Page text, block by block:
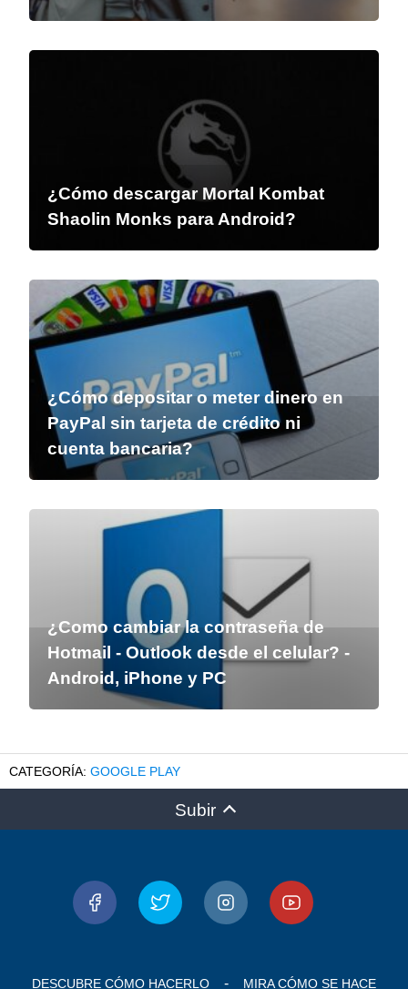
¿Cómo descargar Mortal Kombat
Shaolin Monks para Android?
¿Cómo depositar o meter dinero en
PayPal sin tarjeta de crédito ni
cuenta bancaria?
¿Como cambiar la contraseña de
Hotmail - Outlook desde el celular? -
Android, iPhone y PC
GOOGLE PLAY
Subir
DESCUBRE CÓMO HACERLO MIRA CÓMO SE HACE